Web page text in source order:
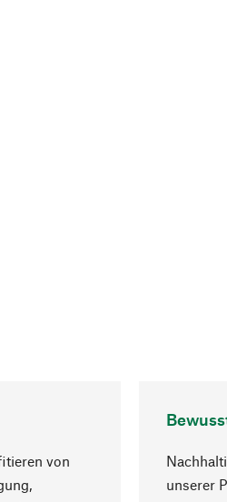
von
unserer